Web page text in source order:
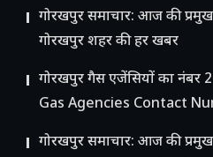
गोरखपुर समाचार: आज की
गोरखपुर शहर की हर खबर
गोरखपुर गैस एजेंसियों का
Gas Agencies Contact
गोरखपुर समाचार: आज की